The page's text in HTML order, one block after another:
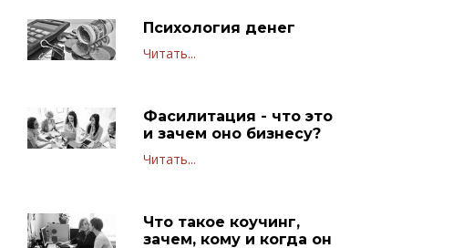
Психология денег
Читать...
Фасилитация - что это
и зачем оно бизнесу?
Читать...
Что такое коучинг,
зачем, кому и когда он